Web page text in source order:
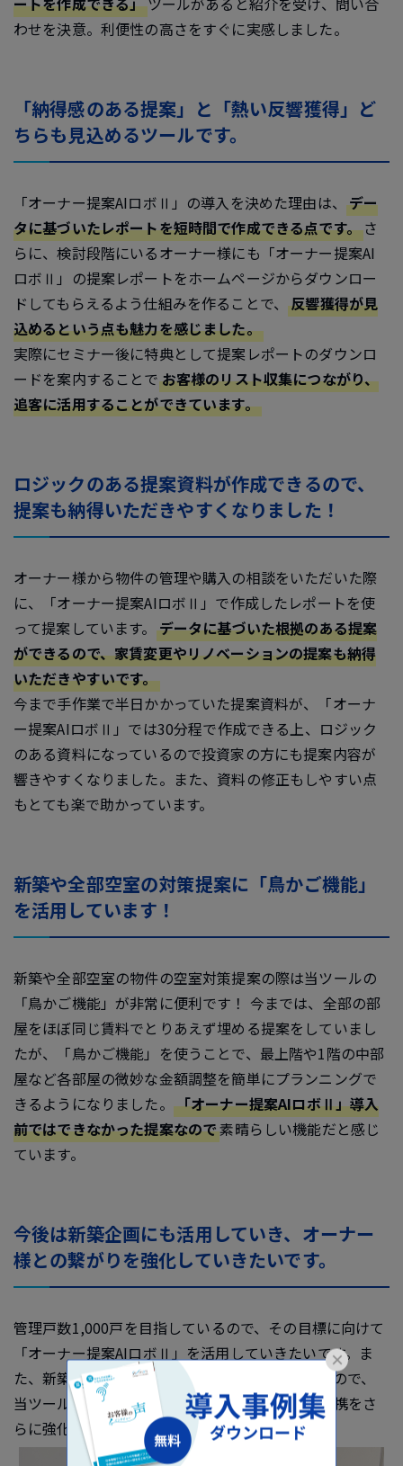
わせを決意。利便性の高さをすぐに実感しました。
「納得感のある提案」と「熱い反響獲得」ど
ちらも見込めるツールです。
「オーナー提案AIロボⅡ」の導入を決めた理由は、 デー
タに基づいたレポートを短時間で作成できる点です。 さ
らに、検討段階にいるオーナー様にも「オーナー提案AI
ロボⅡ」の提案レポートをホームページからダウンロー
ドしてもらえるよう仕組みを作ることで、反響獲得が見
込めるという点も魅力を感じました。
実際にセミナー後に特典として提案レポートのダウンロ
ードを案内することでお客様のリスト収集につながり、
追客に活用することができています。
ロジックのある提案資料が作成できるので、
提案も納得いただきやすくなりました！
オーナー様から物件の管理や購入の相談をいただいた際
に、「オーナー提案AIロボⅡ」で作成したレポートを使
って提案しています。 データに基づいた根拠のある提案
ができるので、家賃変更やリノベーションの提案も納得
いただきやすいです。
今まで手作業で半日かかっていた提案資料が、「オーナ
ー提案AIロボⅡ」では30分程で作成できる上、ロジック
のある資料になっているので投資家の方にも提案内容が
響きやすくなりました。また、資料の修正もしやすい点
もとても楽で助かっています。
新築や全部空室の対策提案に「鳥かご機能」
を活用しています！
新築や全部空室の物件の空室対策提案の際は当ツールの
「鳥かご機能」が非常に便利です！ 今までは、全部の部
屋をほぼ同じ賃料でとりあえず埋める提案をしていまし
たが、「鳥かご機能」を使うことで、最上階や1階の中部
屋など各部屋の微妙な金額調整を簡単にプランニングで
きるようになりました。 「オーナー提案AIロボⅡ」導入
前ではできなかった提案なので素晴らしい機能だと感じ
ています。
今後は新築企画にも活用していき、オーナー
様との繋がりを強化していきたいです。
管理戸数1,000戸を目指しているので、その目標に向けて
「オーナー提案AIロボⅡ」を活用していきたいです。ま
た、新築を企画したいオーナーも増えてきているので、
当ツールの活用で企画を進め、オーナー様との連携をさ
らに強化していきたいと考えています。
×